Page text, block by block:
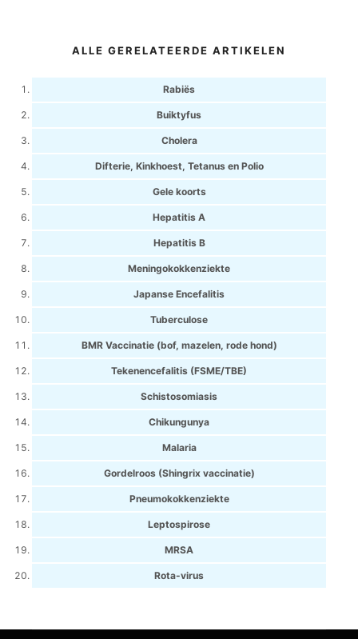
ALLE GERELATEERDE ARTIKELEN
Rabiës
Buiktyfus
Cholera
Difterie, Kinkhoest, Tetanus en Polio
Gele koorts
Hepatitis A
Hepatitis B
Meningokokkenziekte
Japanse Encefalitis
Tuberculose
BMR Vaccinatie (bof, mazelen, rode hond)
Tekenencefalitis (FSME/TBE)
Schistosomiasis
Chikungunya
Malaria
Gordelroos (Shingrix vaccinatie)
Pneumokokkenziekte
Leptospirose
MRSA
Rota-virus